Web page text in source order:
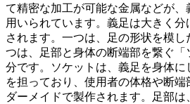
て精密な加工が可能な金属などが、
用いられています。義足は大きく
されます。一つは、足の形状を模
つは、足部と身体の断端部を繋ぐ
分です。ソケットは、義足を身体に
を担っており、使用者の体格や断
ダーメイドで製作されます。足部